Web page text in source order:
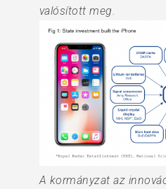
valósított meg.
A kormányzat az